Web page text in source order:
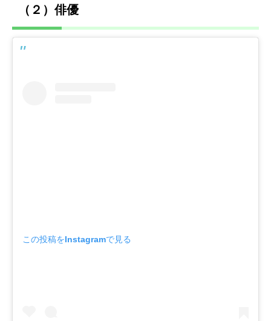
（２）俳優
この投稿をInstagramで見る